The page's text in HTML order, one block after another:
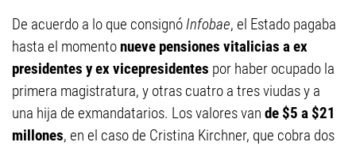
De acuerdo a lo que consignóInfobae, el Estado pagaba
hasta el momentonueve pensiones vitalicias a ex
presidentes y ex vicepresidentes por haber ocupado la
primera magistratura, y otras cuatro a tres viudas y a
una hija de exmandatarios. Los valores van de $5 a $21
millones, en el caso de Cristina Kirchner, que cobra dos